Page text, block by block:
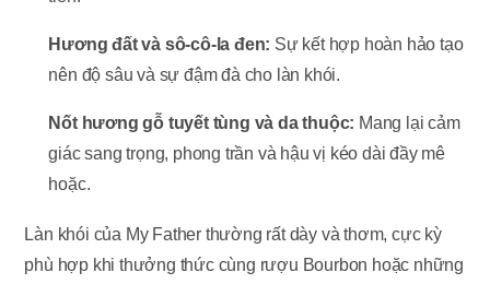
Hương đất và sô-cô-la đen: Sự kết hợp hoàn hảo tạo
nên độ sâu và sự đậm đà cho làn khói.
Nốt hương gỗ tuyết tùng và da thuộc: Mang lại cảm
giác sang trọng, phong trần và hậu vị kéo dài đầy mê
hoặc.
Làn khói của My Father thường rất dày và thơm, cực kỳ
phù hợp khi thưởng thức cùng rượu Bourbon hoặc những